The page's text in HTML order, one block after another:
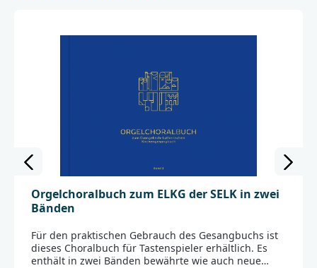
Orgelchoralbuch zum ELKG der SELK in zwei
Bänden
Für den praktischen Gebrauch des Gesangbuchs ist
dieses Choralbuch für Tastenspieler erhältlich. Es
enthält in zwei Bänden bewährte wie auch neue